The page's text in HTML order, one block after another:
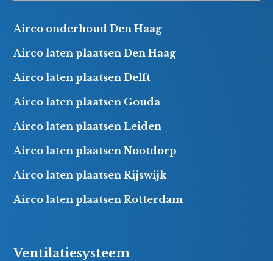
Airco onderhoud Den Haag
Airco laten plaatsen Den Haag
Airco laten plaatsen Delft
Airco laten plaatsen Gouda
Airco laten plaatsen Leiden
Airco laten plaatsen Nootdorp
Airco laten plaatsen Rijswijk
Airco laten plaatsen Rotterdam
Ventilatiesysteem